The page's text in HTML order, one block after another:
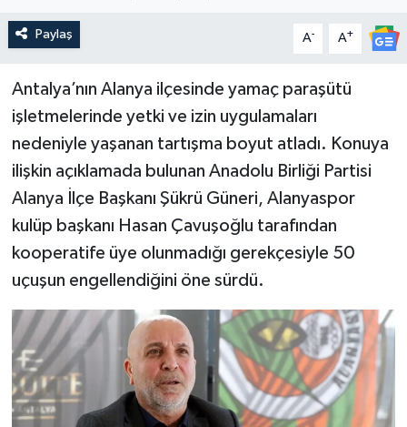
Paylaş A- A+
Antalya’nın Alanya ilçesinde yamaç paraşütü
işletmelerinde yetki ve izin uygulamaları
nedeniyle yaşanan tartışma boyut atladı. Konuya
ilişkin açıklamada bulunan Anadolu Birliği Partisi
Alanya İlçe Başkanı Şükrü Güneri, Alanyaspor
kulüp başkanı Hasan Çavuşoğlu tarafından
kooperatife üye olunmadığı gerekçesiyle 50
uçuşun engellendiğini öne sürdü.
Magazin
Resmi İlan
Sağlık & Yaşam
Siyaset
Spor